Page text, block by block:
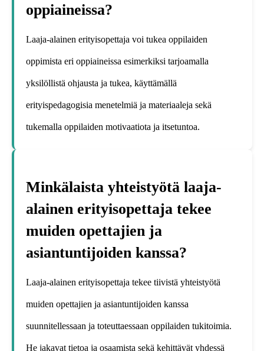
oppiaineissa?
Laaja-alainen erityisopettaja voi tukea oppilaiden
oppimista eri oppiaineissa esimerkiksi tarjoamalla
yksilöllistä ohjausta ja tukea, käyttämällä
erityispedagogisia menetelmiä ja materiaaleja sekä
tukemalla oppilaiden motivaatiota ja itsetuntoa.
Minkälaista yhteistyötä laaja-
alainen erityisopettaja tekee
muiden opettajien ja
asiantuntijoiden kanssa?
Laaja-alainen erityisopettaja tekee tiivistä yhteistyötä
muiden opettajien ja asiantuntijoiden kanssa
suunnitellessaan ja toteuttaessaan oppilaiden tukitoimia.
He jakavat tietoa ja osaamista sekä kehittävät yhdessä